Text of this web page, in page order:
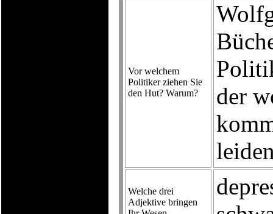
Vor welchem
Politiker ziehen Sie
den Hut? Warum?
der
Welche drei
Adjektive bringen